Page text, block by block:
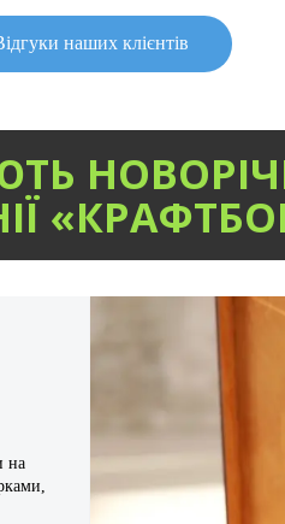
наших клієнтів
на